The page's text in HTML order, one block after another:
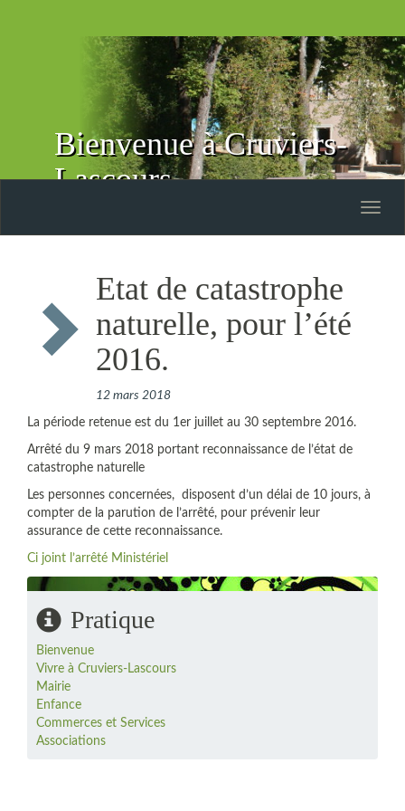
Bienvenue à Cruviers-
Lascours
Toggle
Etat de catastrophe
naturelle, pour l’été
2016.
12 mars 2018
La période retenue est du 1er juillet au 30 septembre 2016.
Arrêté du 9 mars 2018 portant reconnaissance de l’état de
catastrophe naturelle
Les personnes concernées, disposent d’un délai de 10 jours, à
compter de la parution de l’arrêté, pour prévenir leur
assurance de cette reconnaissance.
Ci joint l’arrêté Ministériel
Pratique
Bienvenue
Vivre à Cruviers-Lascours
Mairie
Enfance
Commerces et Services
Associations